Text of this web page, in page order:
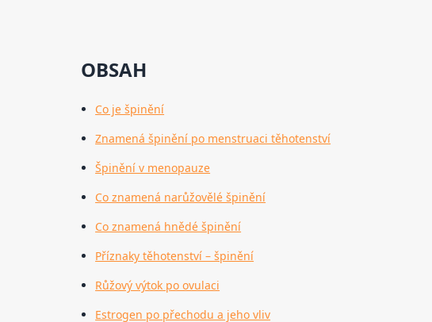
OBSAH
Co je špinění
Znamená špinění po menstruaci těhotenství
Špinění v menopauze
Co znamená narůžovělé špinění
Co znamená hnědé špinění
Příznaky těhotenství – špinění
Růžový výtok po ovulaci
Estrogen po přechodu a jeho vliv